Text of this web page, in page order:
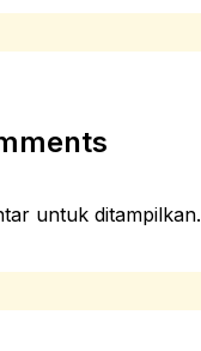
untuk ditampilkan.